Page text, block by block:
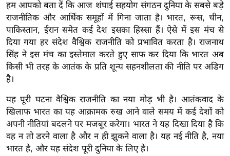
ली
वु
ड
फि
ल्म
स
मी
क्षा
B
r
e
हम आपको बता दें कि आज शंघाई सहयोग संगठन दुनिया के सबसे बड़े
राजनीतिक और आर्थिक समूहों में गिना जाता है। भारत, रूस, चीन,
पाकिस्तान, ईरान समेत कई देश इसका हिस्सा हैं। ऐसे में इस मंच से
दिया गया हर संदेश वैश्विक राजनीति को प्रभावित करता है। राजनाथ
सिंह ने इस मंच का इस्तेमाल करते हुए साफ कर दिया कि भारत अब
किसी भी तरह के आतंक के प्रति शून्य सहनशीलता की नीति पर अडिग
है।
यह पूरी घटना वैश्विक राजनीति का नया मोड़ भी है। आतंकवाद के
खिलाफ भारत का यह आक्रामक रुख आने वाले समय में कई देशों को
अपनी नीतियां बदलने पर मजबूर करेगा। भारत ने यह दिखा दिया है कि
वह न तो डरने वाला है और न ही झुकने वाला है। यह नई नीति है, नया
भारत है, और यह संदेश पूरी दुनिया के लिए है।